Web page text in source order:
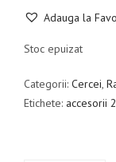
Adauga la
Stoc epuizat
Categorii: Cercei
Etichete: accesorii